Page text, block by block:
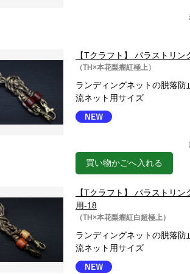
【Tクラフト】 パラストリ
（TH×本花梨瘤紅極上）
ランディングネットの脱落防
流ネット用サイズ
買い物かごへ入れる
【Tクラフト】 パラストリン
用-18
（TH×本花梨瘤紅白超極上）
ランディングネットの脱落防
流ネット用サイズ